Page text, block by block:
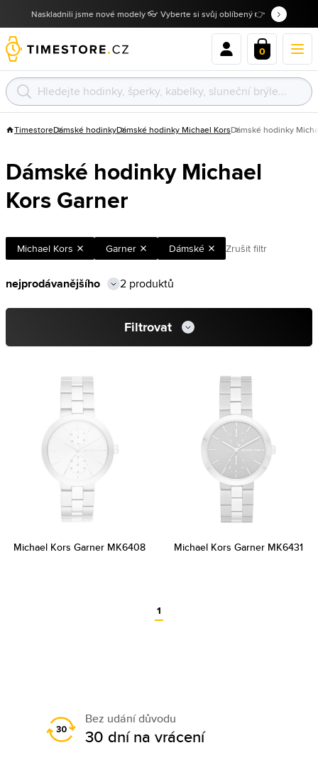
Naskladnili jsme nové modely 👓 Vyberte si svůj oblíbený 👉
0
TimestoreDámské hodinkyDámské hodinky Michael KorsDámské hodinky
Dámské hodinky Michael
Kors Garner
Michael Kors Garner Dámské Zrušit filtr
2 produktů
Filtrovat
Michael Kors Garner MK6408 Michael Kors Garner MK6431
1
Bez udání důvodu
30 dní na vrácení